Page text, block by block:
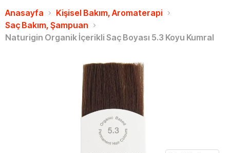
Anasayfa
Kişisel Bakım, Aromaterapi
Saç Bakım, Şampuan
Naturigin Organik İçerikli Saç Boyası 5.3 Koyu Kumral